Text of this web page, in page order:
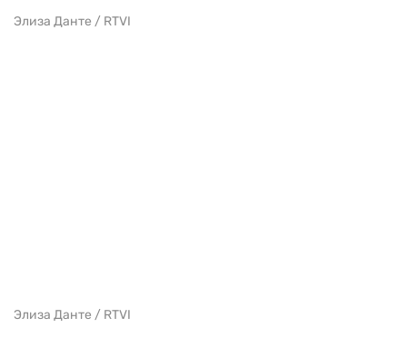
Элиза Данте / RTVI
Элиза Данте / RTVI